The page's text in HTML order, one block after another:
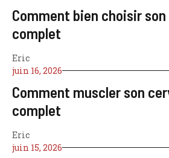
Comment bien choisir
complet
Eric
juin 16, 2026
Comment muscler son
complet
Eric
juin 15, 2026